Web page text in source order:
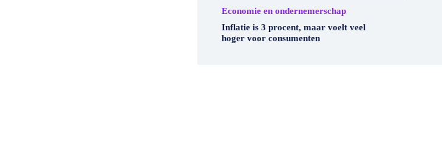
Economie en ondernemerschap
Inflatie is 3 procent, maar voelt veel
hoger voor consumenten